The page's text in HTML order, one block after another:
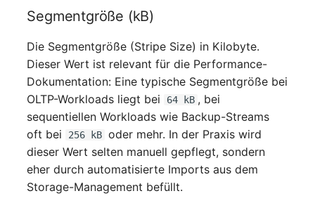
Patchfeld
Personen
Personengruppen
Printbox
Rack-Segment
Segmentgröße (kB)
Die Segmentgröße (Stripe Size) in Kilobyte.
Dieser Wert ist relevant für die Performance-
Dokumentation: Eine typische Segmentgröße bei
OLTP-Workloads liegt bei
64 kB , bei
sequentiellen Workloads wie Backup-Streams
oft bei
256 kB oder mehr. In der Praxis wird
dieser Wert selten manuell gepflegt, sondern
eher durch automatisierte Imports aus dem
Storage-Management befüllt.